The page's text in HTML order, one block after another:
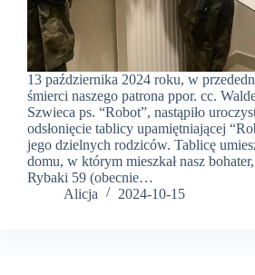
13 października 2024 roku, w
śmierci naszego patrona ppor. cc.
Szwieca ps. “Robot”, nastąpiło
odsłonięcie tablicy upamiętniającej
jego dzielnych rodziców. Tablicę
domu, w którym mieszkał nasz
Rybaki 59 (obecnie…
Alicja
2024-10-15